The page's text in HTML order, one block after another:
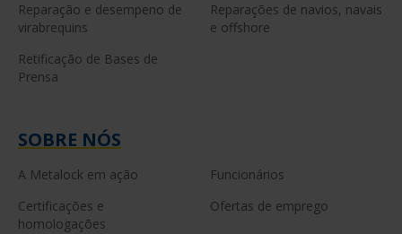
Reparação e desempeno de
virabrequins
Reparações de navios, navais
e offshore
Retificação de Bases de
Prensa
SOBRE NÓS
A Metalock em ação
Funcionários
Certificações e
homologações
Ofertas de emprego